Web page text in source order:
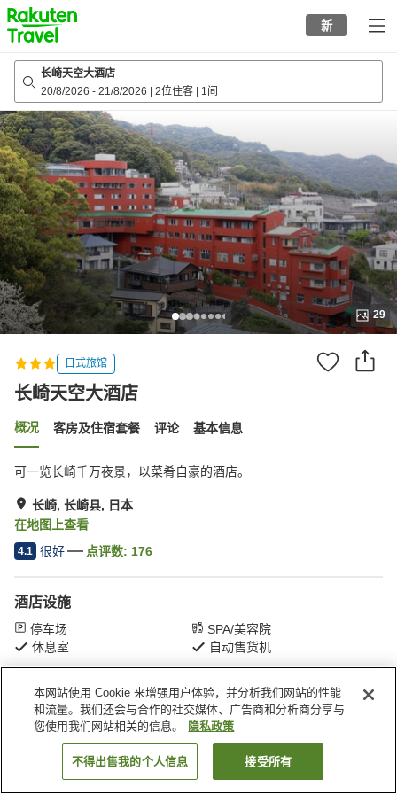
to
top
page
新
长崎天空大酒店
20/8/2026 - 21/8/2026 2位住客 1间
29
日式旅馆
长崎天空大酒店
概况 客房及住宿套餐 评论 基本信息
可一览长崎千万夜景，以菜肴自豪的酒店。
长崎, 长崎县, 日本
在地图上查看
4.1 很好 点评数: 176
酒店设施
停车场
SPA/美容院
休息室
自动售货机
首页 日本 长崎县 长崎 长崎天空大酒店
搜索客房
本网站使用 Cookie 来增强用户体验，并分析我们网站的性能
和流量。我们还会与合作的社交媒体、广告商和分析商分享与
您使用我们网站相关的信息。
隐私政策
不得出售我的个人信息 接受所有